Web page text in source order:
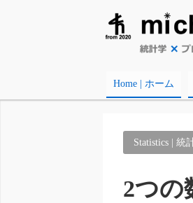
Home | ホーム
Statistics | 統
2つの